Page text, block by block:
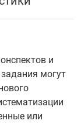
и
могут
или